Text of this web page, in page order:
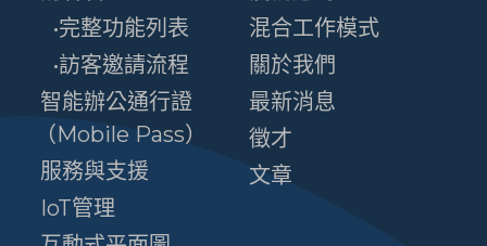
•完整功能列表
•訪客邀請流程
智能辦公通行證
（Mobile Pass）
服務與支援
IoT管理
混合工作模式
關於我們
最新消息
徵才
文章